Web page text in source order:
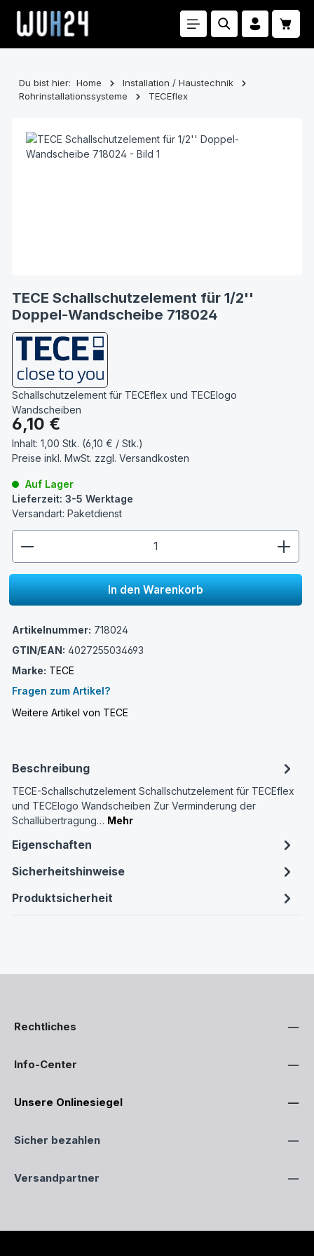
Zum Hauptinhalt springen
Du bist hier: Home
Installation / Haustechnik
Rohrinstallationssysteme
TECEflex
TECE Schallschutzelement für 1/2''
Doppel-Wandscheibe 718024
Schallschutzelement für TECEflex und TECElogo
Wandscheiben
Regulärer Preis:
6,10 €
Inhalt: 1,00 Stk. (6,10 € / Stk.)
Preise inkl. MwSt. zzgl. Versandkosten
Auf Lager
Lieferzeit: 3-5 Werktage
Versandart: Paketdienst
In den Warenkorb
Artikelnummer: 718024
GTIN/EAN: 4027255034693
Marke: TECE
Fragen zum Artikel?
Weitere Artikel von TECE
Beschreibung
TECE-Schallschutzelement Schallschutzelement für TECEflex
und TECElogo Wandscheiben Zur Verminderung der
Schallübertragung… Mehr
Eigenschaften
Sicherheitshinweise
Produktsicherheit
Rechtliches
Info-Center
Unsere Onlinesiegel
Sicher bezahlen
Versandpartner